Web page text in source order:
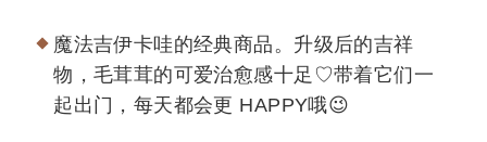
魔法吉伊卡哇的经典商品。升级后的吉祥
物，毛茸茸的可爱治愈感十足♡带着它们一
起出门，每天都会更 HAPPY哦😉